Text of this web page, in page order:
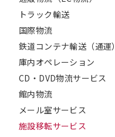
トラック輸送
国際物流
鉄道コンテナ輸送（通運）
庫内オペレーション
CD・DVD物流サービス
館内物流
メール室サービス
施設移転サービス